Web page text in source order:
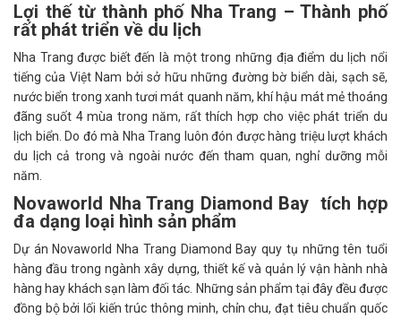
Lợi thế từ thành phố Nha Trang – Thành phố
rất phát triển về du lịch
Nha Trang được biết đến là một trong những địa điểm du lịch nổi
tiếng của Việt Nam bởi sở hữu những đường bờ biển dài, sạch sẽ,
nước biển trong xanh tươi mát quanh năm, khí hậu mát mẻ thoáng
đãng suốt 4 mùa trong năm, rất thích hợp cho việc phát triển du
lịch biển. Do đó mà Nha Trang luôn đón được hàng triệu lượt khách
du lịch cả trong và ngoài nước đến tham quan, nghỉ dưỡng mỗi
năm.
Novaworld Nha Trang Diamond Bay tích hợp
đa dạng loại hình sản phẩm
Dự án Novaworld Nha Trang Diamond Bay quy tụ những tên tuổi
hàng đầu trong ngành xây dựng, thiết kế và quản lý vận hành nhà
hàng hay khách sạn làm đối tác. Những sản phẩm tại đây đều được
đồng bộ bởi lối kiến trúc thông minh, chỉn chu, đạt tiêu chuẩn quốc